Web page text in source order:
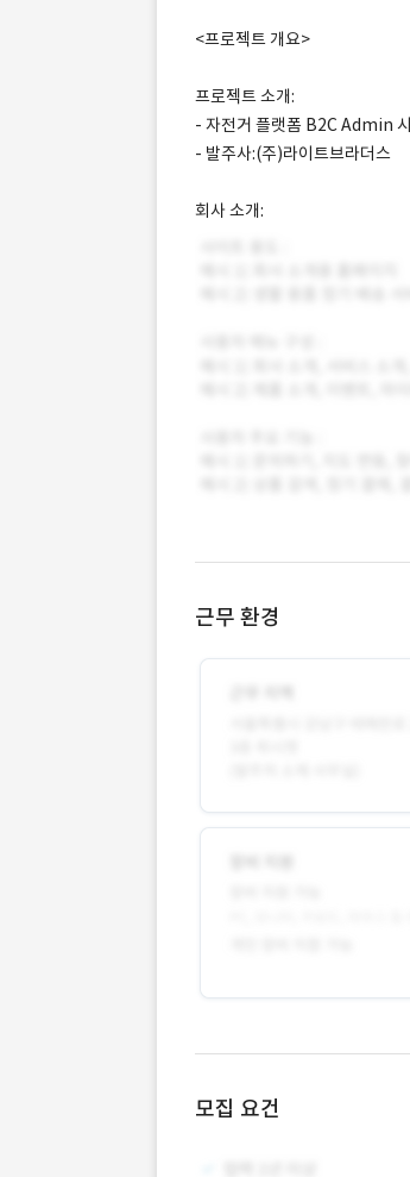
<프로젝트 개요>
프로젝트 소개:
- 자전거 플랫폼 B2C Admin
- 발주사:(주)라이트브라더스
회사 소개:
근무 환경
모집 요건